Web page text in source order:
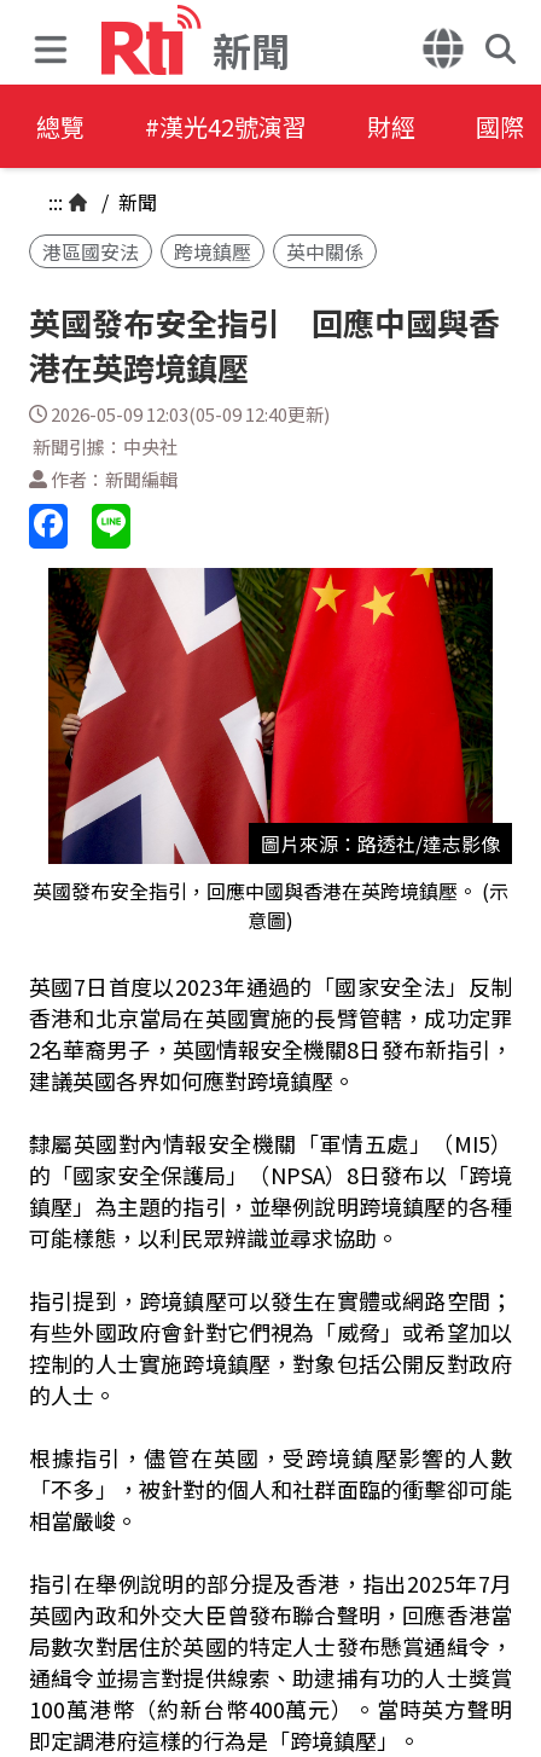
新聞
總覽 #漢光42號演習 財經 國際
::: / 新聞
港區國安法
跨境鎮壓 英中關係
英國發布安全指引 回應中國與香
港在英跨境鎮壓
2026-05-09 12:03(05-09 12:40更新)
新聞引據：中央社
作者：新聞編輯
圖片來源：路透社/達志影像
英國發布安全指引，回應中國與香港在英跨境鎮壓。 (示
意圖)
英國7日首度以2023年通過的「國家安全法」反制
香港和北京當局在英國實施的長臂管轄，成功定罪
2名華裔男子，英國情報安全機關8日發布新指引，
建議英國各界如何應對跨境鎮壓。
隸屬英國對內情報安全機關「軍情五處」（MI5）
的「國家安全保護局」（NPSA）8日發布以「跨境
鎮壓」為主題的指引，並舉例說明跨境鎮壓的各種
可能樣態，以利民眾辨識並尋求協助。
指引提到，跨境鎮壓可以發生在實體或網路空間；
有些外國政府會針對它們視為「威脅」或希望加以
控制的人士實施跨境鎮壓，對象包括公開反對政府
的人士。
根據指引，儘管在英國，受跨境鎮壓影響的人數
「不多」，被針對的個人和社群面臨的衝擊卻可能
相當嚴峻。
指引在舉例說明的部分提及香港，指出2025年7月
英國內政和外交大臣曾發布聯合聲明，回應香港當
局數次對居住於英國的特定人士發布懸賞通緝令，
通緝令並揚言對提供線索、助逮捕有功的人士獎賞
100萬港幣（約新台幣400萬元）。當時英方聲明
即定調港府這樣的行為是「跨境鎮壓」。